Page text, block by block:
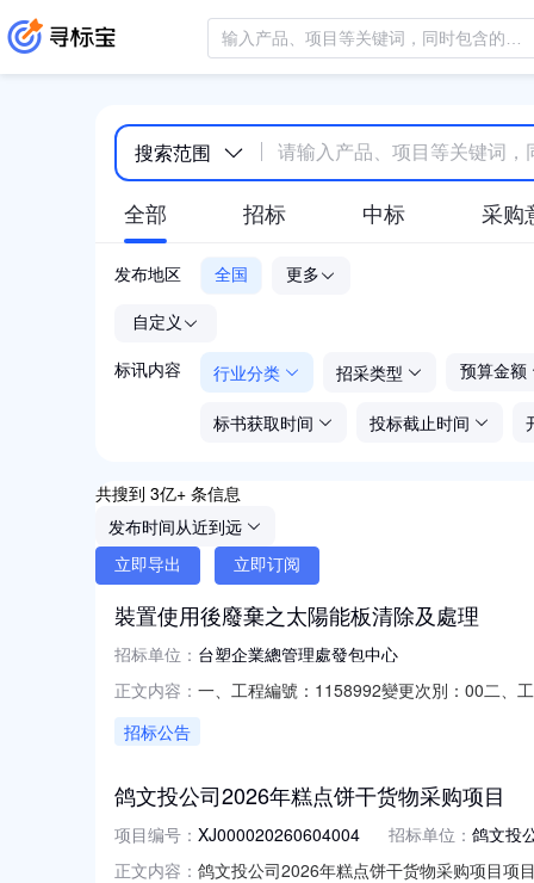
搜索范围
全部 招标 中标 采购
发布地区 全国 更多
自定义
标讯内容 行业分类 招采类型 预算金额
标书获取时间 投标截止时间
共搜到 3亿+ 条信息
发布时间从近到远
立即导出 立即订阅
裝置使用後廢棄之太陽能板清除及處理
招标单位： 台塑企業總管理處發包中心
正文内容： 一、工程編號：1158992變更次別：00二、
招标公告
鸽文投公司2026年糕点饼干货物采购项目
项目编号： XJ000020260604004 招标单位： 鸽文投
正文内容： 鸽文投公司2026年糕点饼干货物采购项目项